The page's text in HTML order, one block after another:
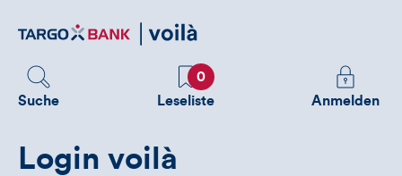
zum
Suche
Favoriten
0
Leseliste
Melden
Sie
Anmelden
Login voilà